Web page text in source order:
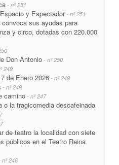
- nº 251
y Espectador- nº 251
sus ayudas para
y circo, dotadas con 220.000
Don Antonio - nº 250
249
de Enero 2026 - nº 249
- nº 249
camino - nº 247
o la tragicomedia descafeinada
de teatro la localidad con siete
públicos en el Teatro Reina
nº 246